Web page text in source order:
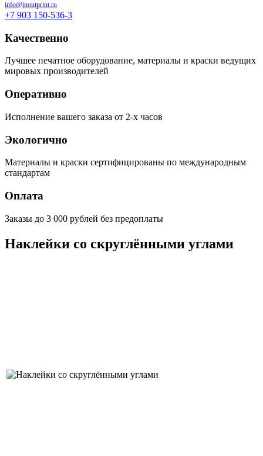
info@inoutprint.ru
+7 903 150-536-3
Качественно
Лучшее печатное оборудование, материалы и краски ведущих
мировых производителей
Оперативно
Исполнение вашего заказа от 2-х часов
Экологично
Материалы и краски сертифицированы по международным
стандартам
Оплата
Заказы до 3 000 рублей без предоплаты
Наклейки со скруглёнными углами